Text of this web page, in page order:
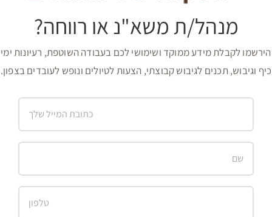
מנהל/ת משא"נ או רווחה?
הירשמו לקבלת מידע ממוקד ושימושי לכם בעבודה השוטפת, רעיונות ימי
כיף וגיבוש, תכנים לגיבוש קבוצתי, הצעות לטיולים ונופש לעובדים בצפון.